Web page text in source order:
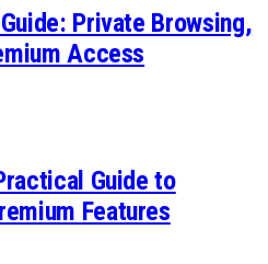
Private Browsing,
Access
Guide to
Features